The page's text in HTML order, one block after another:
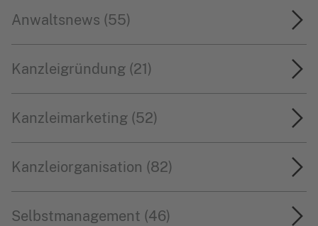
Anwaltsnews (55)
Kanzleigründung (21)
Kanzleimarketing (52)
Kanzleiorganisation (82)
Selbstmanagement (46)